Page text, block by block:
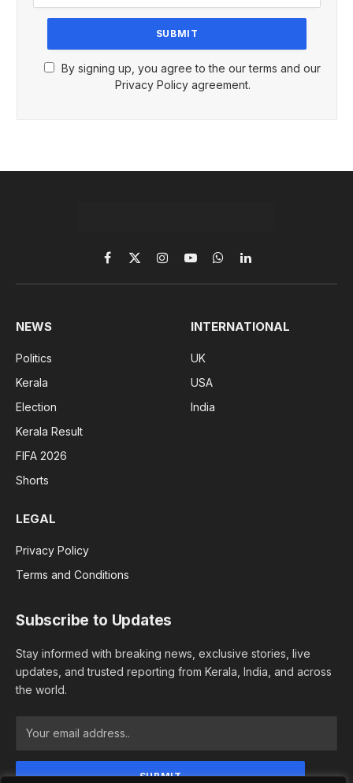
By signing up, you agree to the our terms and our
Privacy Policy agreement.
Facebook
X
(Twitter)
InstagramYouTubeWhatsAppLinkedIn
NEWS
Politics
Kerala
Election
Kerala Result
FIFA 2026
Shorts
INTERNATIONAL
UK
USA
India
LEGAL
Privacy Policy
Terms and Conditions
Subscribe to Updates
Stay informed with breaking news, exclusive stories, live
updates, and trusted reporting from Kerala, India, and across
the world.